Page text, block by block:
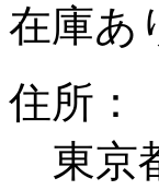
在庫あ
住所：
東京